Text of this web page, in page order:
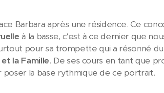
Barbara après une résidence. Ce
à la basse, c'est à ce dernier que
pour sa trompette qui a résonné
la Famille. De ses cours en tant que
la base rythmique de ce portrait.